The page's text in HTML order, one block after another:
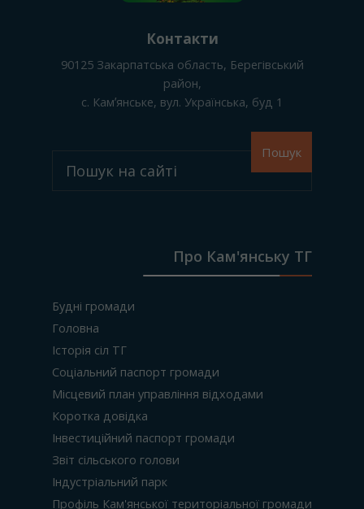
Контакти
90125 Закарпатська область, Берегівський
район,
с. Камʼянське, вул. Українська, буд 1
Пошук
Про Кам'янську ТГ
Будні громади
Головна
Історія сіл ТГ
Соціальний паспорт громади
Місцевий план управління відходами
Коротка довідка
Інвестиційний паспорт громади
Звіт сільського голови
Індустріальний парк
Профіль Кам'янської територіальної громади